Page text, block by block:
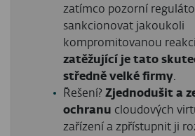
zatímco pozorní
sankcionovat jakoukoli
kompromitovanou
zatěžující je tato
středně velké firmy.
Řešení? Zjednodušit a
ochranu cloudových
zařízení a zpřístupnit ji